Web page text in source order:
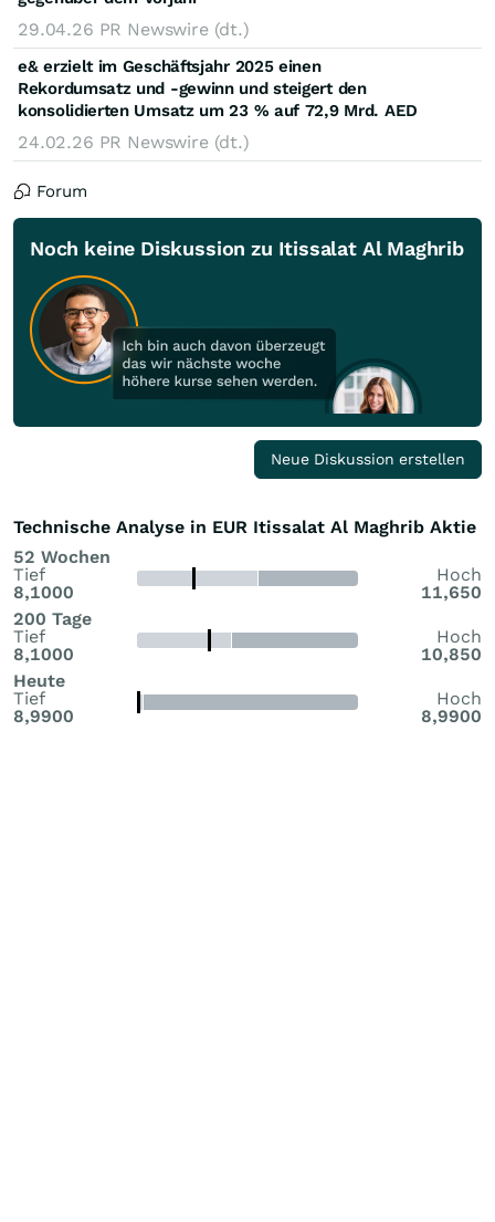
29.04.26 PR Newswire (dt.)
e& erzielt im Geschäftsjahr 2025 einen
Rekordumsatz und -gewinn und steigert den
konsolidierten Umsatz um 23 % auf 72,9 Mrd. AED
24.02.26 PR Newswire (dt.)
Forum
Noch keine Diskussion zu Itissalat Al Maghrib
Neue Diskussion erstellen
Technische Analyse in EUR Itissalat Al Maghrib Aktie
52 Wochen
Tief
8,1000
Hoch
11,650
200 Tage
Tief
8,1000
Hoch
10,850
Heute
Tief
8,9900
Hoch
8,9900